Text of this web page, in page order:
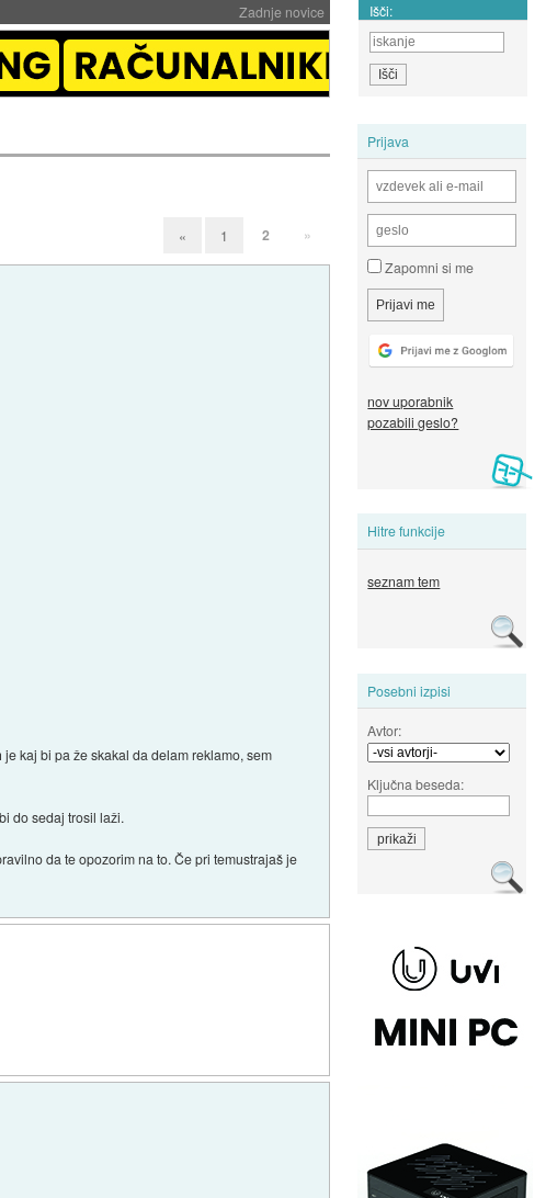
Zadnje novice Išči:
Prijava
Zapomni si me
nov uporabnik
pozabili geslo?
Hitre funkcije
seznam tem
Posebni izpisi
Avtor:
Ključna beseda:
« 1 2 »
kaj bi pa že skakal da delam reklamo, sem
do sedaj trosil laži.
da te opozorim na to. Če pri temustrajaš je